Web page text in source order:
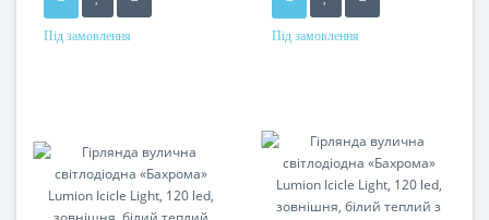
Під замовлення Під замовлення